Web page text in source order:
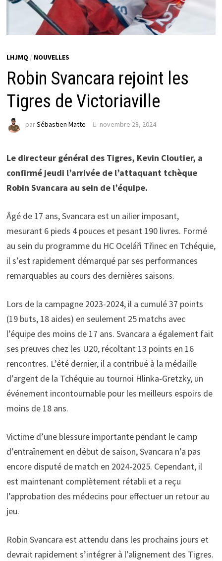
LHJMQ / NOUVELLES
Robin Svancara rejoint les
Tigres de Victoriaville
parSébastien Matte novembre 28, 2024
Le directeur général des Tigres, Kevin Cloutier, a
confirmé jeudi l’arrivée de l’attaquant tchèque
Robin Svancara au sein de l’équipe.
Âgé de 17 ans, Svancara est un ailier imposant,
mesurant 6 pieds 4 pouces et pesant 190 livres. Formé
au sein du programme du HC Oceláři Třinec en Tchéquie,
il s’est rapidement démarqué par ses performances
remarquables au cours des dernières saisons.
Lors de la campagne 2023-2024, il a cumulé 37 points
(19 buts, 18 aides) en seulement 25 matchs avec
l’équipe des moins de 17 ans. Svancara a également fait
ses preuves chez les U20, récoltant 13 points en 16
rencontres. L’été dernier, il a contribué à la médaille
d’argent de la Tchéquie au tournoi Hlinka-Gretzky, un
événement incontournable pour les meilleurs espoirs de
moins de 18 ans.
Victime d’une blessure importante pendant le camp
d’entraînement en début de saison, Svancara n’a pas
encore disputé de match en 2024-2025. Cependant, il
est maintenant complètement rétabli et a reçu
l’approbation des médecins pour effectuer un retour au
jeu.
Robin Svancara est attendu dans les prochains jours et
devrait rapidement s’intégrer à l’alignement des Tigres.